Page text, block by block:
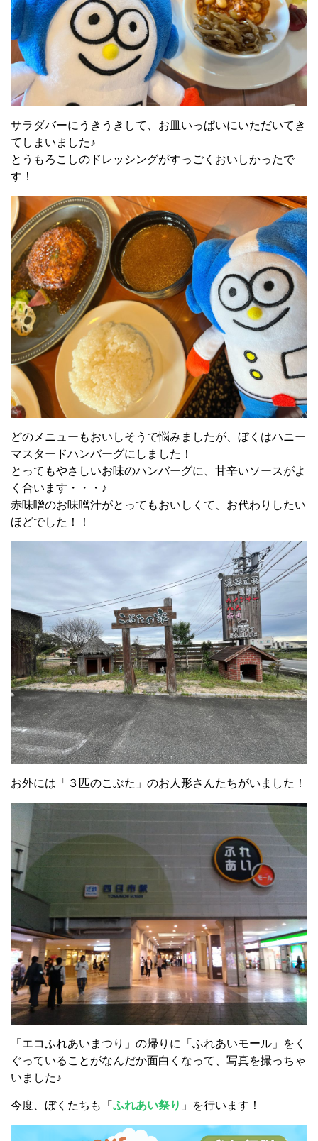
サラダバーにうきうきして、お皿いっぱいにいただいてき
てしまいました♪
とうもろこしのドレッシングがすっごくおいしかったで
す！
どのメニューもおいしそうで悩みましたが、ぼくはハニー
マスタードハンバーグにしました！
とってもやさしいお味のハンバーグに、甘辛いソースがよ
く合います・・・♪
赤味噌のお味噌汁がとってもおいしくて、お代わりしたい
ほどでした！！
お外には「３匹のこぶた」のお人形さんたちがいました！
「エコふれあいまつり」の帰りに「ふれあいモール」をく
ぐっていることがなんだか面白くなって、写真を撮っちゃ
いました♪
今度、ぼくたちも「 ふれあい祭り 」を行います！